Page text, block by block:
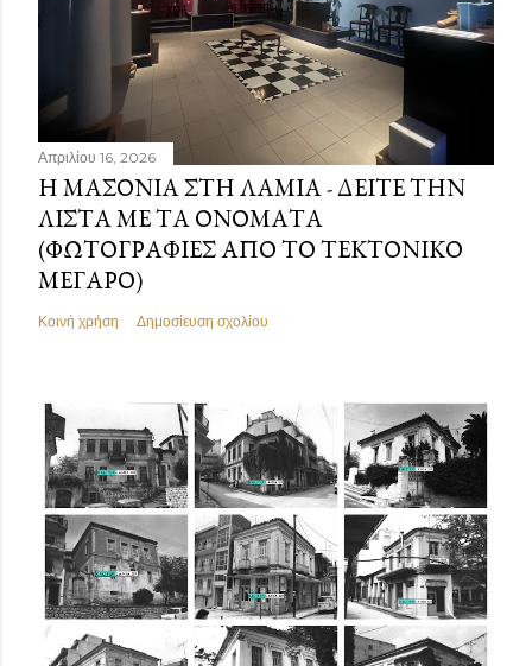
Απριλίου 16, 2026
Η ΜΑΣΟΝΊΑ ΣΤΗ ΛΑΜΊΑ - ΔΕΊΤΕ ΤΗΝ
ΛΊΣΤΑ ΜΕ ΤΑ ΟΝΌΜΑΤΑ
(ΦΩΤΟΓΡΑΦΊΕΣ ΑΠΌ ΤΟ ΤΕΚΤΟΝΙΚΌ
ΜΈΓΑΡΟ)
Κοινή χρήση Δημοσίευση σχολίου